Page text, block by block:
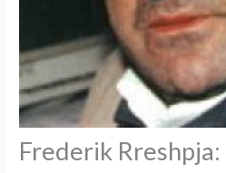
Frederik Rreshpja: